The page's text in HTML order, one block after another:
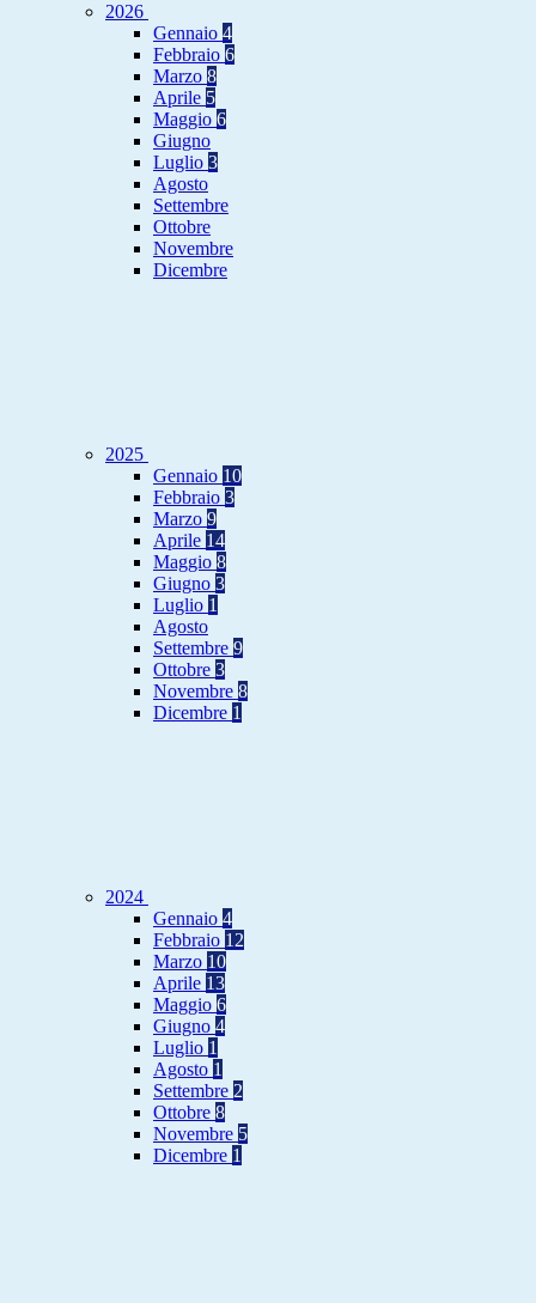
2026
Gennaio 4
Febbraio 6
Marzo 8
Aprile 5
Maggio 6
Giugno
Luglio 3
Agosto
Settembre
Ottobre
Novembre
Dicembre
2025
Gennaio 10
Febbraio 3
Marzo 9
Aprile 14
Maggio 8
Giugno 3
Luglio 1
Agosto
Settembre 9
Ottobre 3
Novembre 8
Dicembre 1
2024
Gennaio 4
Febbraio 12
Marzo 10
Aprile 13
Maggio 6
Giugno 4
Luglio 1
Agosto 1
Settembre 2
Ottobre 8
Novembre 5
Dicembre 1